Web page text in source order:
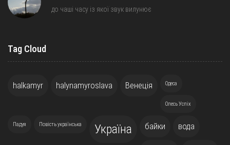
до чаші часу із якої звук вилунює
Tag Cloud
halkamyr halynamyroslava Венеція Одеса
Олесь Успіх
Падуя Повість українська Україна байки вода